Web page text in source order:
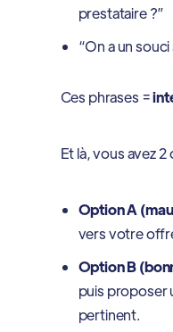
prestataire ?”
“On a un
Ces phrases =
Et là, vous avez 2
Option A
vers votre
Option B
puis proposer
pertinent.